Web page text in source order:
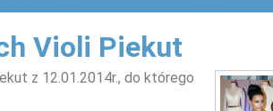
Violi Piekut
z 12.01.2014r., do którego